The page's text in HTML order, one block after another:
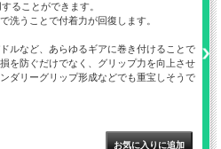
ることができます。
洗うことで付着力が回復します。
ルなど、あらゆるギアに巻き付けることで
を防ぐだけでなく、グリップ力を向上させ
ダリーグリップ形成などでも重宝しそうで